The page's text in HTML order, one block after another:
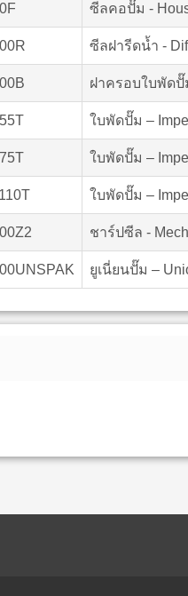
ซีลคอปั๊ม -
ซีลฝารีดน้ำ -
ฝาครอบใบพัดปั๊
ใบพัดปั๊ม –
ใบพัดปั๊ม –
ใบพัดปั๊ม –
ชาร์ปซีล -
ยูเนี่ยนปั๊ม –